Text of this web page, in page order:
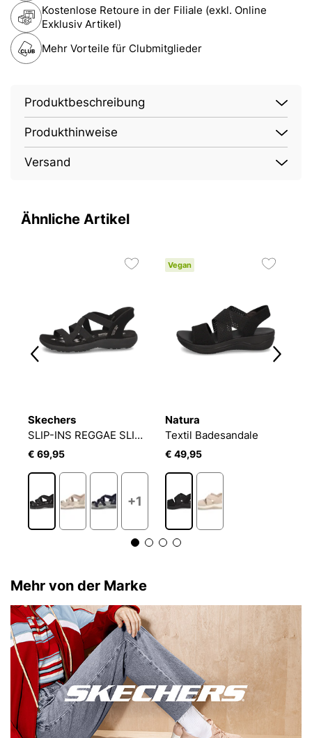
Kostenlose Retoure in der Filiale (exkl. Online
Exklusiv Artikel)
Mehr Vorteile für Clubmitglieder
Produktbeschreibung
Produkthinweise
Versand
Ähnliche Artikel
Skechers
SLIP-INS REGGAE SLIM SANDAL
€ 69,95
+1
Vegan
Natura
Textil Badesandale
€ 49,95
Mehr von der Marke